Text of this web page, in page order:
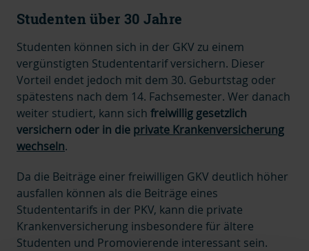
Studenten über 30 Jahre
Studenten können sich in der GKV zu einem
vergünstigten Studententarif versichern. Dieser
Vorteil endet jedoch mit dem 30. Geburtstag oder
spätestens nach dem 14. Fachsemester. Wer danach
weiter studiert, kann sich freiwillig gesetzlich
versichern oder in die private Krankenversicherung
wechseln.
Da die Beiträge einer freiwilligen GKV deutlich höher
ausfallen können als die Beiträge eines
Studententarifs in der PKV, kann die private
Krankenversicherung insbesondere für ältere
Studenten und Promovierende interessant sein.